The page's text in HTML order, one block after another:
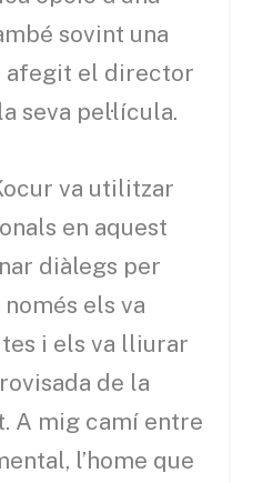
sovint una
afegit el director
seva pel·lícula.
va utilitzar
en aquest
diàlegs per
els va
i els va lliurar
de la
A mig camí entre
l’home que